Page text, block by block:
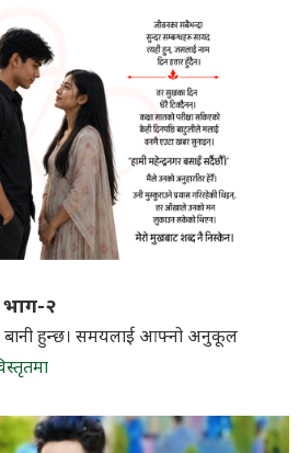
भाग-२
हुन्छ। समयलाई आफ्नो अनुकूल